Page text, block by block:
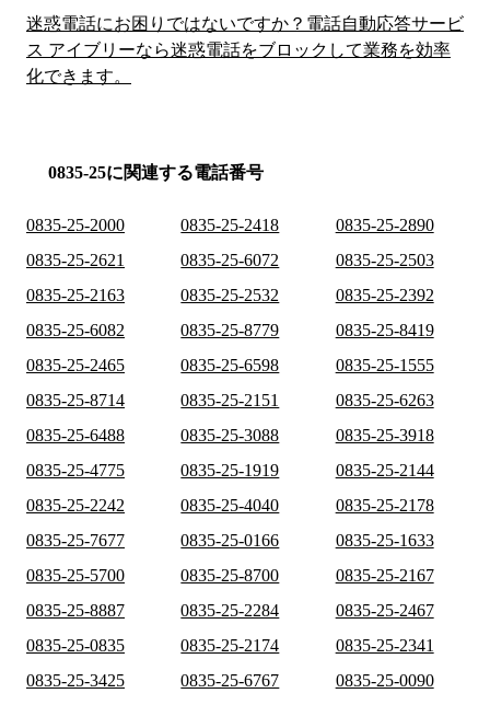
迷惑電話にお困りではないですか？電話自動応答サービ
ス アイブリーなら迷惑電話をブロックして業務を効率
化できます。
0835-25に関連する電話番号
0835-25-2000 0835-25-2418
0835-25-2890
0835-25-2621
0835-25-6072
0835-25-2503
0835-25-2163
0835-25-2532
0835-25-2392
0835-25-6082
0835-25-8779
0835-25-8419
0835-25-2465
0835-25-6598
0835-25-1555
0835-25-8714
0835-25-2151
0835-25-6263
0835-25-6488
0835-25-3088
0835-25-3918
0835-25-4775
0835-25-1919
0835-25-2144
0835-25-2242
0835-25-4040
0835-25-2178
0835-25-7677
0835-25-0166
0835-25-1633
0835-25-5700
0835-25-8700
0835-25-2167
0835-25-8887
0835-25-2284
0835-25-2467
0835-25-0835
0835-25-2174
0835-25-2341
0835-25-3425
0835-25-6767
0835-25-0090